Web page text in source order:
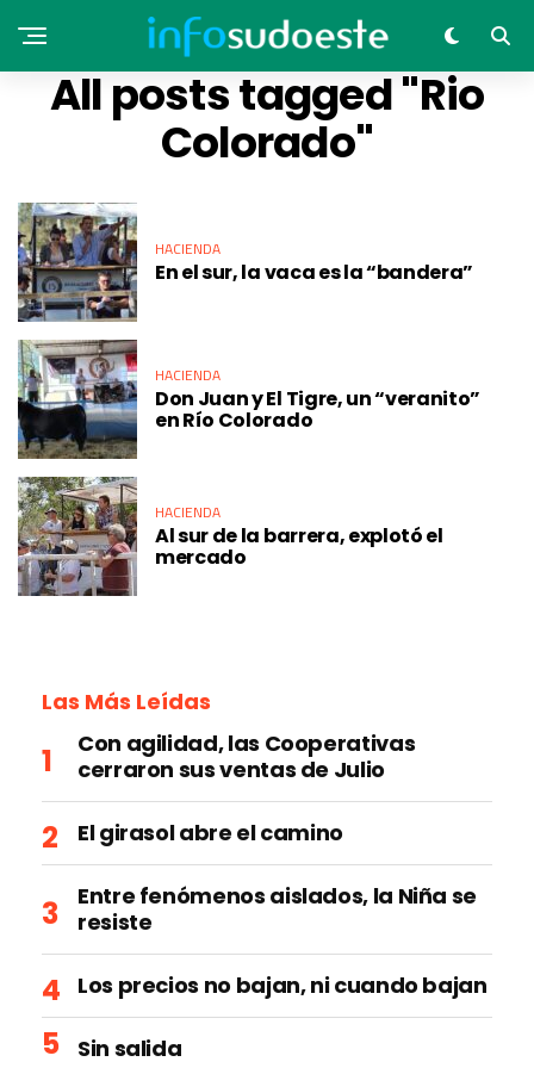
All posts tagged "Rio
Colorado"
HACIENDA
En el sur, la vaca es la “bandera”
HACIENDA
Don Juan y El Tigre, un “veranito”
en Río Colorado
HACIENDA
Al sur de la barrera, explotó el
mercado
Las Más Leídas
Con agilidad, las Cooperativas
cerraron sus ventas de Julio
El girasol abre el camino
Entre fenómenos aislados, la Niña se
resiste
Los precios no bajan, ni cuando bajan
Sin salida